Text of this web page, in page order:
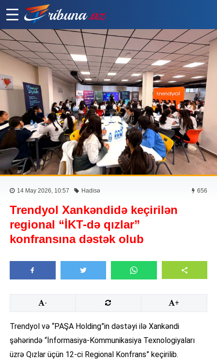
14 May 2026, 10:57 Hadisə 656
Trendyol Xankəndidə keçirilən
regional “İKT-də qızlar”
konfransına dəstək olub
- +
Trendyol və “PAŞA Holding”in dəstəyi ilə Xankəndi
şəhərində “İnformasiya-Kommunikasiya Texnologiyaları
üzrə Qızlar üçün 12-ci Regional Konfrans” keçirilib.